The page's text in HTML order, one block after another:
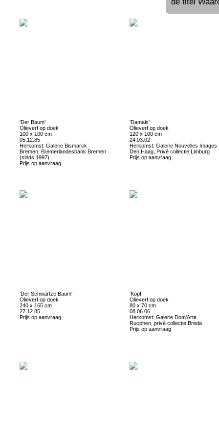
'Der Baum'
Olieverf op doek
100 x 100 cm
05.12.85
Herkomst: Galerie Bismarck
Bremen, Bremerlandesbank Bremen
(sinds 1997)
Prijs op aanvraag
'Damals'
Olieverf op doek
120 x 100 cm
24.03.02
Herkomst: Galerie Nouvelles Images
Den Haag, Privé collectie Limburg
Prijs op aanvraag
'Der Schwartze Baum'
Olieverf op doek
240 x 165 cm
27.12.85
Prijs op aanvraag
‘Kopf’
Olieverf op doek
80 x 70 cm
08.06.06
Herkomst: Galerie Dom'Arte
Rucphen, privé collectie Breda
Prijs op aanvraag